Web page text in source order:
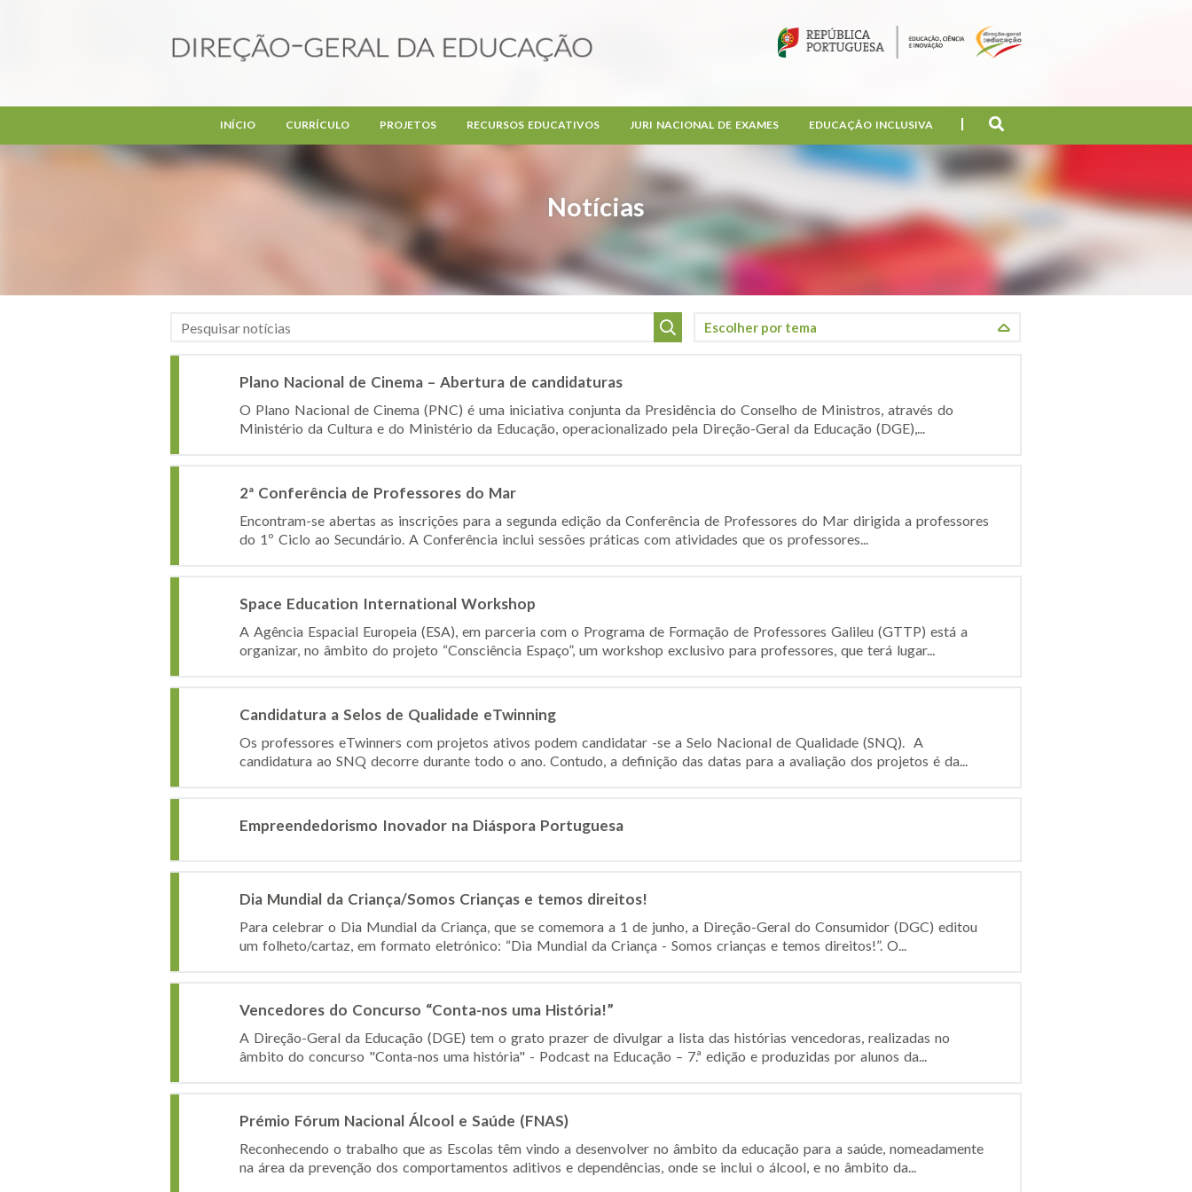
Notícias
INÍCIO CURRÍCULO PROJETOS RECURSOS EDUCATIVOS JURI NACIONAL DE EXAMES EDUCAÇÃO INCLUSIVA
Plano Nacional de Cinema – Abertura de candidaturas
O Plano Nacional de Cinema (PNC) é uma iniciativa conjunta da Presidência do Conselho de Ministros, através do
Ministério da Cultura e do Ministério da Educação, operacionalizado pela Direção-Geral da Educação (DGE),...
2ª Conferência de Professores do Mar
Encontram-se abertas as inscrições para a segunda edição da Conferência de Professores do Mar dirigida a professores
do 1º Ciclo ao Secundário. A Conferência inclui sessões práticas com atividades que os professores...
Space Education International Workshop
A Agência Espacial Europeia (ESA), em parceria com o Programa de Formação de Professores Galileu (GTTP) está a
organizar, no âmbito do projeto “Consciência Espaço”, um workshop exclusivo para professores, que terá lugar...
Candidatura a Selos de Qualidade eTwinning
Os professores eTwinners com projetos ativos podem candidatar -se a Selo Nacional de Qualidade (SNQ). A
candidatura ao SNQ decorre durante todo o ano. Contudo, a definição das datas para a avaliação dos projetos é da...
Empreendedorismo Inovador na Diáspora Portuguesa
Dia Mundial da Criança/Somos Crianças e temos direitos!
Para celebrar o Dia Mundial da Criança, que se comemora a 1 de junho, a Direção-Geral do Consumidor (DGC) editou
um folheto/cartaz, em formato eletrónico: “Dia Mundial da Criança - Somos crianças e temos direitos!”. O...
Vencedores do Concurso “Conta-nos uma História!”
A Direção-Geral da Educação (DGE) tem o grato prazer de divulgar a lista das histórias vencedoras, realizadas no
âmbito do concurso "Conta-nos uma história" - Podcast na Educação – 7.ª edição e produzidas por alunos da...
Prémio Fórum Nacional Álcool e Saúde (FNAS)
Reconhecendo o trabalho que as Escolas têm vindo a desenvolver no âmbito da educação para a saúde, nomeadamente
na área da prevenção dos comportamentos aditivos e dependências, onde se inclui o álcool, e no âmbito da...